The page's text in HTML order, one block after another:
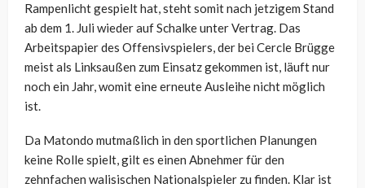
Rampenlicht gespielt hat, steht somit nach jetzigem Stand
ab dem 1. Juli wieder auf Schalke unter Vertrag. Das
Arbeitspapier des Offensivspielers, der bei Cercle Brügge
meist als Linksaußen zum Einsatz gekommen ist, läuft nur
noch ein Jahr, womit eine erneute Ausleihe nicht möglich
ist.
Da Matondo mutmaßlich in den sportlichen Planungen
keine Rolle spielt, gilt es einen Abnehmer für den
zehnfachen walisischen Nationalspieler zu finden. Klar ist